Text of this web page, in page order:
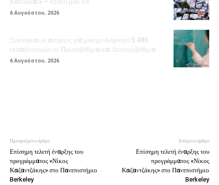
6 Αυγούστου, 2026
Ξεκίνησαν οι αιτήσεις για μόνιμο διορισμό 5.486
εκπαιδευτικών σε Πρωτοβάθμια και Δευτεροβάθμια
6 Αυγούστου, 2026
Προηγούμενο άρθρο
Επίσημη τελετή έναρξης του
προγράμματος «Νίκος
Καζαντζάκης» στο Πανεπιστήμιο
Berkeley
Επόμενο άρθρο
Επίσημη τελετή έναρξης του
προγράμματος «Νίκος
Καζαντζάκης» στο Πανεπιστήμιο
Berkeley